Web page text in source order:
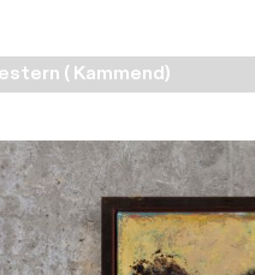
( Kammend)